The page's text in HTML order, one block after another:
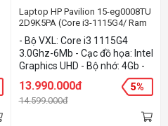
Laptop HP Pavilion 15-eg0008TU
2D9K5PA (Core i3-1115G4/ Ram
4Gb/ 256GB SSD/ 15.6FHD/ VGA
ON/Win10+Office)
- Bộ VXL: Core i3 1115G4
3.0Ghz-6Mb - Cạc đồ họa: Intel
Graphics UHD - Bộ nhớ: 4Gb -
Ổ cứng: 256GB PCIe® NVMe™
M.2 SSD - Màn hình: 15.6Inch
Full HD - Hệ điều hành:
Windows 10 Home - Màu sắc:
13.990.000đ
14.599.000đ
5%